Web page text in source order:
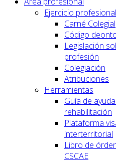
Ejercicio profesional
Carné Colegial
Código
Legislación
profesión
Colegiación
Atribuciones
Herramientas
Guía de
rehabilitación
Plataforma
interterritorial
Libro de
CSCAE